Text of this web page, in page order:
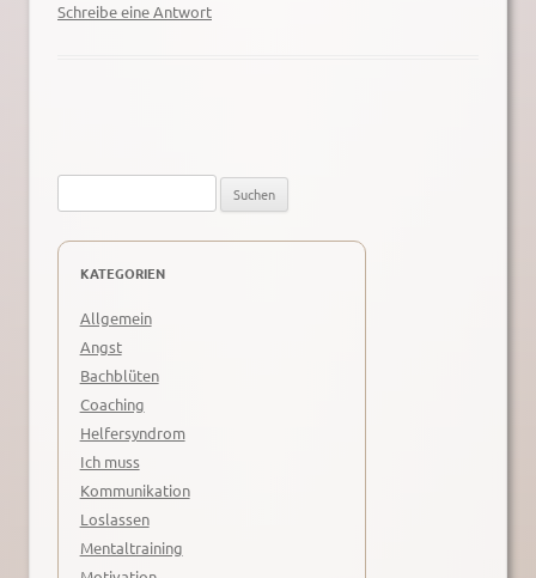
Schreibe eine Antwort
nach:
KATEGORIEN
Allgemein
Angst
Bachblüten
Coaching
Helfersyndrom
Ich muss
Kommunikation
Loslassen
Mentaltraining